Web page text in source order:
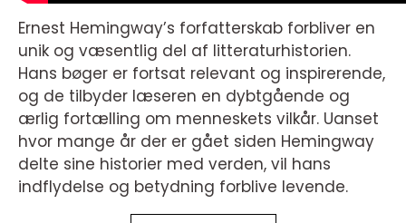
Ernest Hemingway’s forfatterskab forbliver en
unik og væsentlig del af litteraturhistorien.
Hans bøger er fortsat relevant og inspirerende,
og de tilbyder læseren en dybtgående og
ærlig fortælling om menneskets vilkår. Uanset
hvor mange år der er gået siden Hemingway
delte sine historier med verden, vil hans
indflydelse og betydning forblive levende.